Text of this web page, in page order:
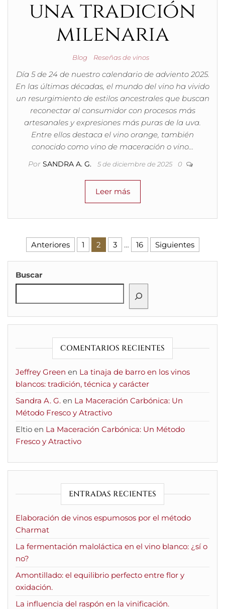
una tradición
milenaria
Blog Reseñas de vinos
Día 5 de 24 de nuestro calendario de adviento 2025.
En las últimas décadas, el mundo del vino ha vivido
un resurgimiento de estilos ancestrales que buscan
reconectar al consumidor con procesos más
artesanales y expresiones más puras de la uva.
Entre ellos destaca el vino orange, también
conocido como vino de maceración o vino…
Por SANDRA A. G. 5 de diciembre de 2025 0
Leer más
Paginación de entradas
Anteriores 1 2 3 … 16 Siguientes
Buscar
COMENTARIOS RECIENTES
Jeffrey Green en La tinaja de barro en los vinos
blancos: tradición, técnica y carácter
Sandra A. G. en La Maceración Carbónica: Un
Método Fresco y Atractivo
Eltio en La Maceración Carbónica: Un Método
Fresco y Atractivo
ENTRADAS RECIENTES
Elaboración de vinos espumosos por el método
Charmat
La fermentación maloláctica en el vino blanco: ¿sí o
no?
Amontillado: el equilibrio perfecto entre flor y
oxidación.
La influencia del raspón en la vinificación.